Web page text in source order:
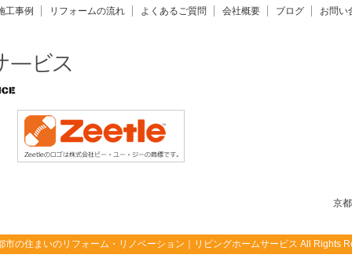
工事例 リフォームの流れ よくあるご質問 会社概要 ブログ お問い
京
市の住まいのリフォーム・リノベーション｜リビングホームサービス All Rights